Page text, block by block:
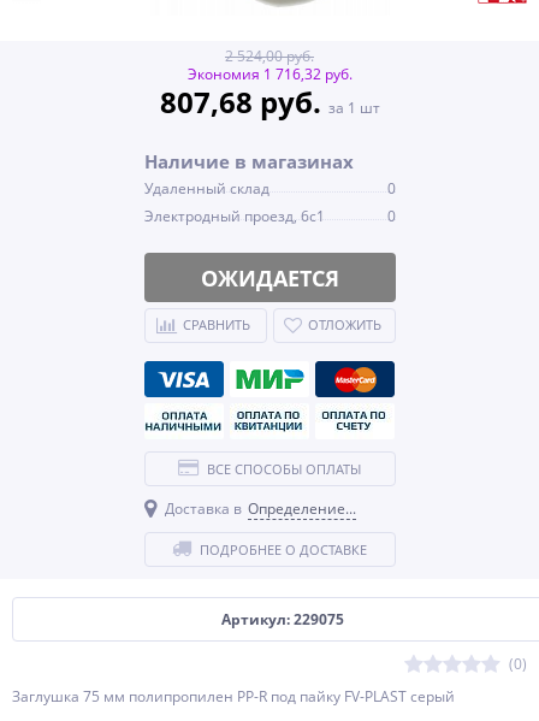
Артикул: 229075
(0)
Заглушка 75 мм полипропилен PP-R под пайку FV-PLAST серый
2 524,00 руб.
Экономия 1 716,32 руб.
807,68 руб. за 1 шт
Наличие в магазинах
Удаленный склад
0
Электродный проезд, 6с1
0
ОЖИДАЕТСЯ
СРАВНИТЬ ОТЛОЖИТЬ
ВСЕ СПОСОБЫ ОПЛАТЫ
Доставка в Определение...
ПОДРОБНЕЕ О ДОСТАВКЕ